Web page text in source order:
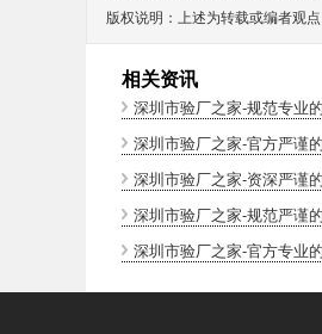
版权说明：上述为转载或编者观
相关资讯
深圳市验厂之家-规范专业
深圳市验厂之家-官方严谨
深圳市验厂之家-资深严谨
深圳市验厂之家-规范严谨
深圳市验厂之家-官方专业